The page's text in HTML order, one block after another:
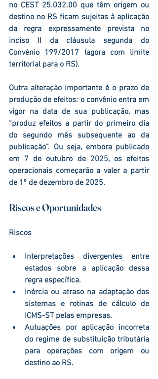
no CEST 25.032.00 que têm origem
destino no RS ficam sujeitas à aplicação
da regra expressamente prevista no
inciso II da cláusula segunda do
Convênio 199/2017 (agora com limite
territorial para o RS).
Outra alteração importante é o prazo de
produção de efeitos: o convênio entra em
vigor na data de sua publicação, mas
“produz efeitos a partir do primeiro dia
do segundo mês subsequente ao da
publicação”. Ou seja, embora publicado
em 7 de outubro de 2025, os efeitos
operacionais começarão a valer a partir
de 1º de dezembro de 2025.
Riscos e Oportunidades
Riscos
Interpretações divergentes entre
estados sobre a aplicação dessa
regra específica.
Inércia ou atraso na adaptação dos
sistemas e rotinas de cálculo de
ICMS-ST pelas empresas.
Autuações por aplicação incorreta
do regime de substituição tributária
para operações com origem ou
destino ao RS.